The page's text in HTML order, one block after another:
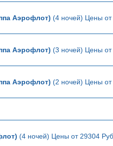
Аэрофлот) (4 ночей) Цены
Аэрофлот) (3 ночей) Цены
Аэрофлот) (2 ночей) Цены
(4 ночей) Цены от 29304